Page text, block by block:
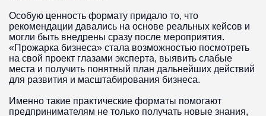
Особую ценность формату придало то, что
рекомендации давались на основе реальных кейсов и
могли быть внедрены сразу после мероприятия.
«Прожарка бизнеса» стала возможностью посмотреть
на свой проект глазами эксперта, выявить слабые
места и получить понятный план дальнейших действий
для развития и масштабирования бизнеса.
Именно такие практические форматы помогают
предпринимателям не только получать новые знания,